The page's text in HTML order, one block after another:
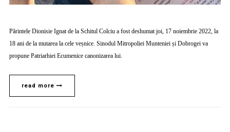
Părintele Dionisie Ignat de la Schitul Colciu a fost deshumat joi, 17 noiembrie 2022, la
18 ani de la mutarea la cele veșnice. Sinodul Mitropoliei Munteniei și Dobrogei va
propune Patriarhiei Ecumenice canonizarea lui.
read more